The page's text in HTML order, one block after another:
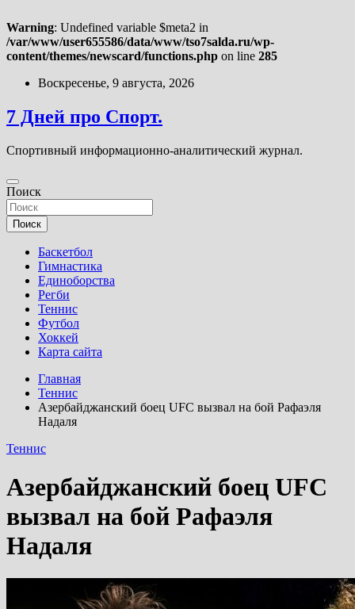
Warning: Undefined variable $meta2 in
/var/www/user655586/data/www/tso7salda.ru/wp-
content/themes/newscard/functions.php on line 285
Перейти
содержимому
Воскресенье, 9 августа, 2026
7 Дней про Спорт.
Спортивный информационно-аналитический журнал.
Поиск
Поиск
Баскетбол
Гимнастика
Единоборства
Регби
Теннис
Футбол
Хоккей
Карта сайта
Главная
Теннис
Азербайджанский боец UFC вызвал на бой Рафаэля
Надаля
Теннис
Азербайджанский боец UFC
вызвал на бой Рафаэля
Надаля